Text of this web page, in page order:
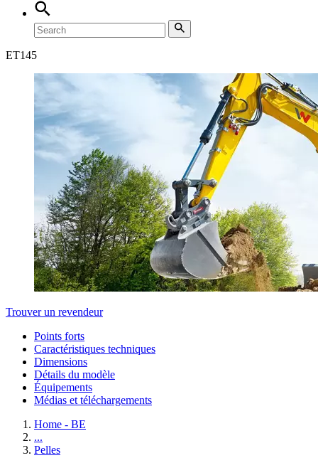
ET145
Trouver un revendeur
Points forts
Caractéristiques techniques
Dimensions
Détails du modèle
Équipements
Médias et téléchargements
Home - BE
...
Pelles